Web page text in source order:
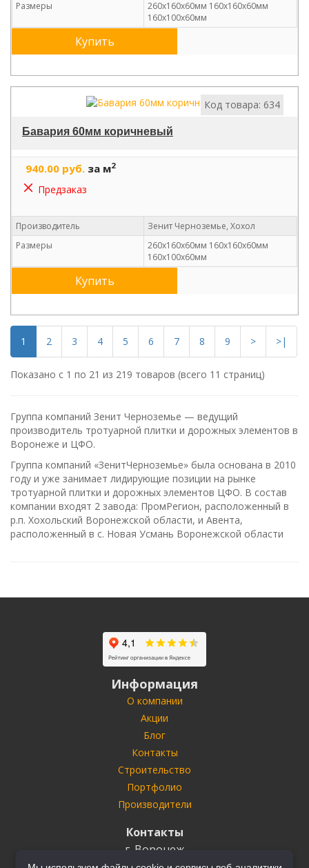
Размеры
260х160х60мм 160х160х60мм
160х100х60мм
Купить
Код товара: 634
Бавария 60мм коричневый
940.00 руб. за м2
Предзаказ
Производитель
Зенит Черноземье, Хохол
Размеры
260х160х60мм 160х160х60мм
160х100х60мм
Купить
1 2 3 4 5 6 7 8 9 > >|
Показано с 1 по 21 из 219 товаров (всего 11 страниц)
Группа компаний Зенит Черноземье — ведущий
производитель тротуарной плитки и дорожных элементов в
Воронеже и ЦФО.
Группа компаний «ЗенитЧерноземье» была основана в 2010
году и уже занимает лидирующие позиции на рынке
тротуарной плитки и дорожных элементов ЦФО. В состав
компании входят 2 завода: ПромРегион, расположенный в
р.п. Хохольский Воронежской области, и Авента,
расположенный в с. Новая Усмань Воронежской области
Информация
О компании
Акции
Блог
Контакты
Строительство
Портфолио
Производители
Контакты
г. Воронеж